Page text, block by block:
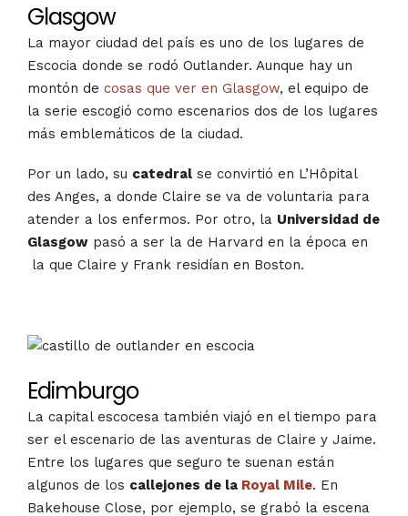
Glasgow
La mayor ciudad del país es uno de los lugares de
Escocia donde se rodó Outlander. Aunque hay un
montón de cosas que ver en Glasgow, el equipo de
la serie escogió como escenarios dos de los lugares
más emblemáticos de la ciudad.
Por un lado, su catedral se convirtió en L’Hôpital
des Anges, a donde Claire se va de voluntaria para
atender a los enfermos. Por otro, la Universidad de
Glasgow pasó a ser la de Harvard en la época en
la que Claire y Frank residían en Boston.
Edimburgo
La capital escocesa también viajó en el tiempo para
ser el escenario de las aventuras de Claire y Jaime.
Entre los lugares que seguro te suenan están
algunos de los callejones de la Royal Mile. En
Bakehouse Close, por ejemplo, se grabó la escena